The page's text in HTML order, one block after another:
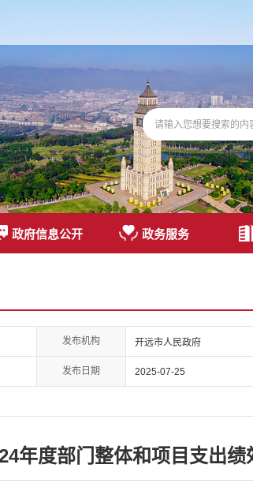
政府信息公开 政务服务
发布机构 开远市人民政府
发布日期 2025-07-25
年度部门整体和项目支出绩